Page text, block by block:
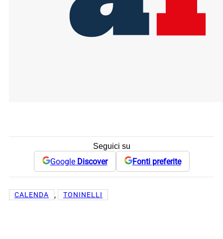
Seguici su
Google Discover Fonti preferite
CALENDA , TONINELLI